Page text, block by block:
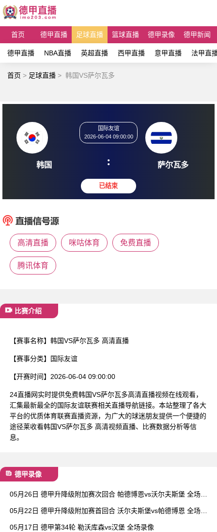
首页 德甲直播 足球直播 篮球直播 德甲录像 德甲新闻
德甲直播 NBA直播 英超直播 西甲直播 意甲直播 法甲直
首页 > 足球直播 > 韩国VS萨尔瓦多
韩国
2026-06-04 09:00:00
: 萨尔
高清直播 咪咕体育 免费直播
腾讯体育
比赛介绍
【赛事名称】 韩国VS萨尔瓦多 高清直播
【赛事分类】 国际友谊
【开赛时间】 2026-06-04 09:00:00
24直播网实时提供免费韩国VS萨尔瓦多高清直播视频在线观看，
汇集最新最全的国际友谊联赛相关直播导航链接。本站整理了各大
平台的优质体育联赛直播资源，为广大的球迷朋友提供一个便捷的
途径莱收看韩国VS萨尔瓦多 高清视频直播、比赛数据分析等信
息。
德甲录像
05月26日 德甲升降级附加赛次回合 帕德博恩vs沃尔夫斯堡 全场录
05月22日 德甲升降级附加赛首回合 沃尔夫斯堡vs帕德博恩 全场录
05月17日 德甲第34轮 勒沃库森vs汉堡 全场录像